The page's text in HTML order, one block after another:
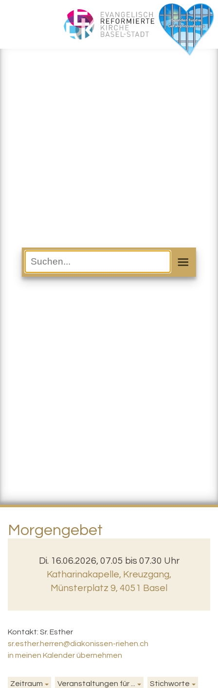
Morgengebet
Di. 16.06.2026, 07.05 bis 07.30 Uhr
Katharinakapelle, Kreuzgang,
Münsterplatz 9, 4051 Basel
Kontakt: Sr. Esther
sr.esther.herren@diakonissen-riehen.ch
in meinen Kalender übernehmen
Zeitraum Veranstaltungen für ... Stichworte